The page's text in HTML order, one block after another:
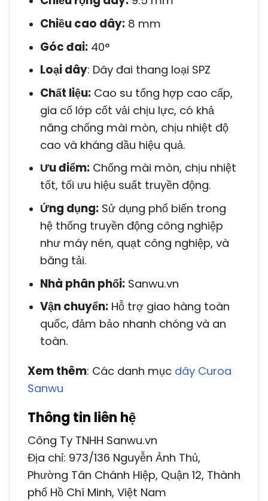
Chiều cao dây:8 mm
Góc đai:40°
Loại dây: Dây đai thang loại SPZ
Chất liệu:Cao su tổng hợp cao cấp,
gia cố lớp cốt vải chịu lực, có khả
năng chống mài mòn, chịu nhiệt độ
cao và kháng dầu hiệu quả.
Ưu điểm:Chống mài mòn, chịu nhiệt
tốt, tối ưu hiệu suất truyền động.
Ứng dụng:Sử dụng phổ biến trong
hệ thống truyền động công nghiệp
như máy nén, quạt công nghiệp, và
băng tải.
Nhà phân phối:Sanwu.vn
Vận chuyển:Hỗ trợ giao hàng toàn
quốc, đảm bảo nhanh chóng và an
toàn.
Xem thêm: Các danh mục dây Curoa
Sanwu
Thông tin liên hệ
Công Ty TNHH Sanwu.vn
Địa chỉ: 973/136 Nguyễn Ảnh Thủ,
Phường Tân Chánh Hiệp, Quận 12, Thành
phố Hồ Chí Minh, Việt Nam